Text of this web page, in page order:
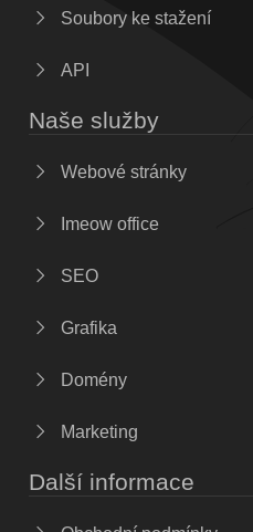
Soubory ke stažení
API
Naše služby
Webové stránky
Imeow office
SEO
Grafika
Domény
Marketing
Další informace